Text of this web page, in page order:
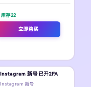
库存 22
立即购买
Instagram 新号 已开2FA
Instagram 新号